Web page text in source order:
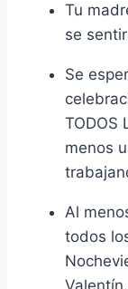
Tu
se
Se
TODOS
menos
Al
todos